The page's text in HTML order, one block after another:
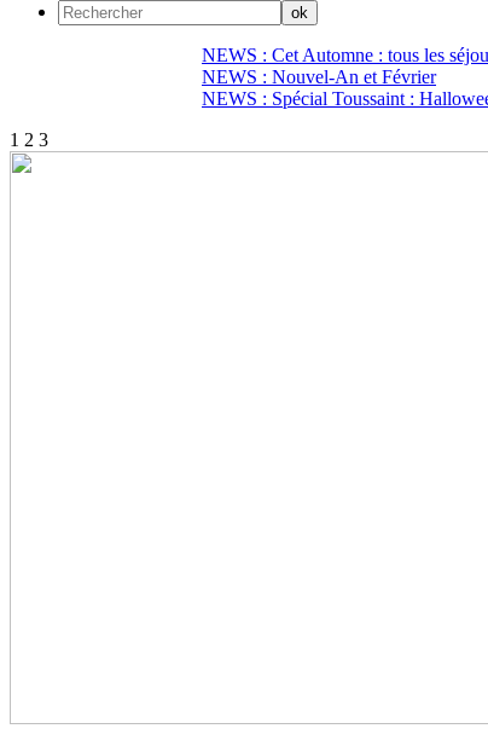
NEWS : Cet Automne : tous les
NEWS : Nouvel-An et Février
NEWS : Spécial Toussaint :
1 2 3